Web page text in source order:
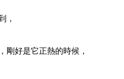
，
剛好是它正熱的時候，